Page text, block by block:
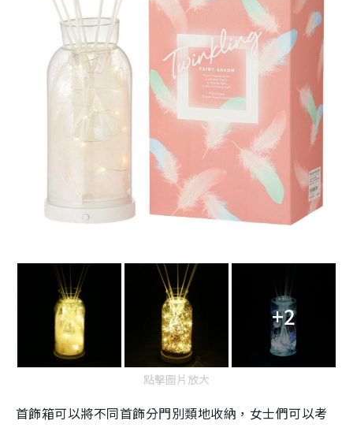
+2
點擊圖片放大
首飾箱可以將不同首飾分門別類地收納，女士們可以考